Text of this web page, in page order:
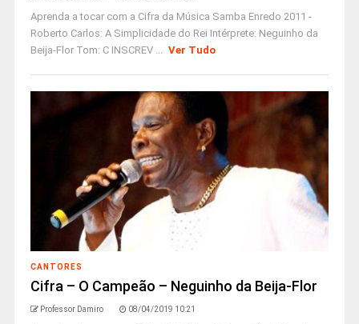
Aprenda a tocar com a Cifra da Música Samba Enredo 2011 -
Roberto Carlos: A Simplicidade do Rei Intérprete: Neguinho da
Beija-Flor Tom: C INSCREV ... Ver Tudo
CANTORES
Cifra – O Campeão – Neguinho da Beija-Flor
Professor Damiro 08/04/2019 10:21